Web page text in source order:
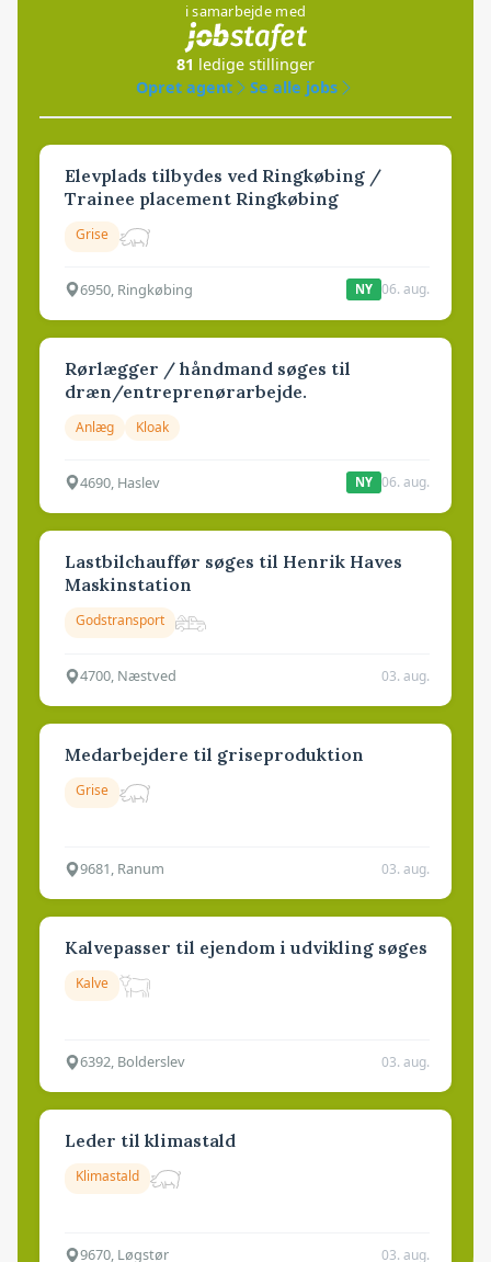
i samarbejde med
81 ledige stillinger
Opret agent
Se alle jobs
Elevplads tilbydes ved Ringkøbing /
Trainee placement Ringkøbing
Grise
6950, Ringkøbing NY 06. aug.
Rørlægger / håndmand søges til
dræn/entreprenørarbejde.
Anlæg Kloak
4690, Haslev NY 06. aug.
Lastbilchauffør søges til Henrik Haves
Maskinstation
Godstransport
4700, Næstved 03. aug.
Medarbejdere til griseproduktion
Grise
9681, Ranum 03. aug.
Kalvepasser til ejendom i udvikling søges
Kalve
6392, Bolderslev 03. aug.
Leder til klimastald
Klimastald
9670, Løgstør 03. aug.